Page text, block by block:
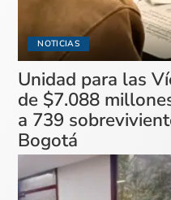
NOTICIAS
Unidad para las
de $7.088
a 739
Bogotá